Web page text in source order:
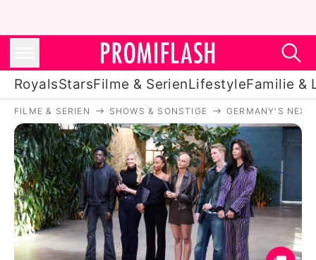
RoyalsStarsFilme & SerienLifestyleFamilie &
Royals
Stars
Filme & Serien
Lifestyle
Familie & Liebe
FILME & SERIEN SHOWS & SONSTIGE GERMANY'S NEXT